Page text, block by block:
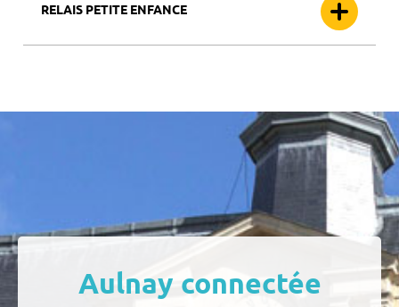
RELAIS PETITE ENFANCE
Aulnay connectée